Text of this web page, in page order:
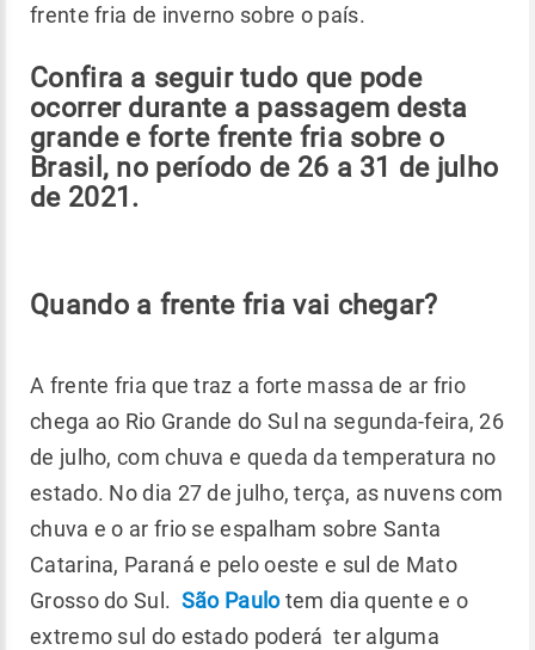
frente fria de inverno sobre o país.
Confira a seguir tudo que pode
ocorrer durante a passagem desta
grande e forte frente fria sobre o
Brasil, no período de 26 a 31 de julho
de 2021.
Quando a frente fria vai chegar?
A frente fria que traz a forte massa de ar frio
chega ao Rio Grande do Sul na segunda-feira, 26
de julho, com chuva e queda da temperatura no
estado. No dia 27 de julho, terça, as nuvens com
chuva e o ar frio se espalham sobre Santa
Catarina, Paraná e pelo oeste e sul de Mato
Grosso do Sul. São Paulotem dia quente e o
extremo sul do estado poderá ter alguma